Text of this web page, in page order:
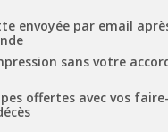
envoyée par email
sans votre
offertes avec vos